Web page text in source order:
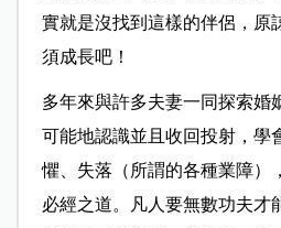
實就是沒找到這樣的伴侶，原
須成長吧！
多年來與許多夫妻一同探索婚
可能地認識並且收回投射，學
懼、失落（所謂的各種業障）
必經之道。凡人要無數功夫才